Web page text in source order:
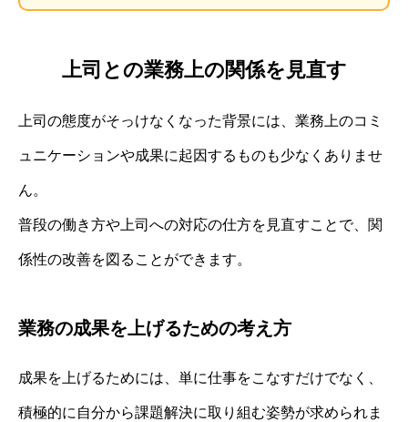
上司との業務上の関係を見直す
上司の態度がそっけなくなった背景には、業務上のコミ
ュニケーションや成果に起因するものも少なくありませ
ん。
普段の働き方や上司への対応の仕方を見直すことで、関
係性の改善を図ることができます。
業務の成果を上げるための考え方
成果を上げるためには、単に仕事をこなすだけでなく、
積極的に自分から課題解決に取り組む姿勢が求められま